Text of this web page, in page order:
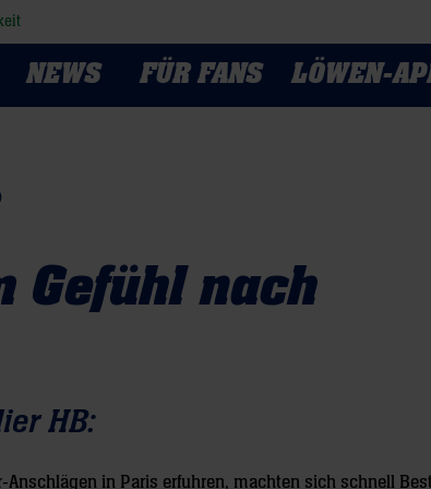
NEWS FÜR FANS LÖWEN-
Gefühl nach
HB:
in Paris erfuhren, machten sich schnell